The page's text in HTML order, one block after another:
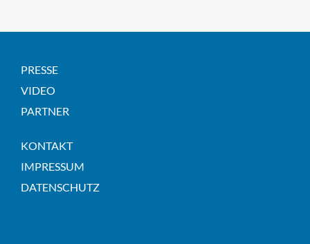
PRESSE
VIDEO
PARTNER
KONTAKT
IMPRESSUM
DATENSCHUTZ